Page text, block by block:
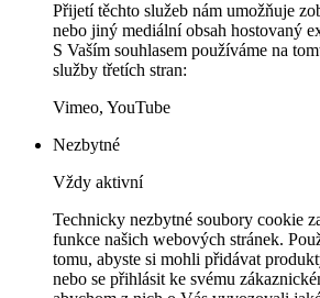
Přijetí těchto služeb nám umožňuje
nebo jiný mediální obsah hostovaný
S Vaším souhlasem používáme na
služby třetích stran:
Vimeo, YouTube
Nezbytné
Vždy aktivní
Technicky nezbytné soubory cookie
funkce našich webových stránek.
tomu, abyste si mohli přidávat
nebo se přihlásit ke svému